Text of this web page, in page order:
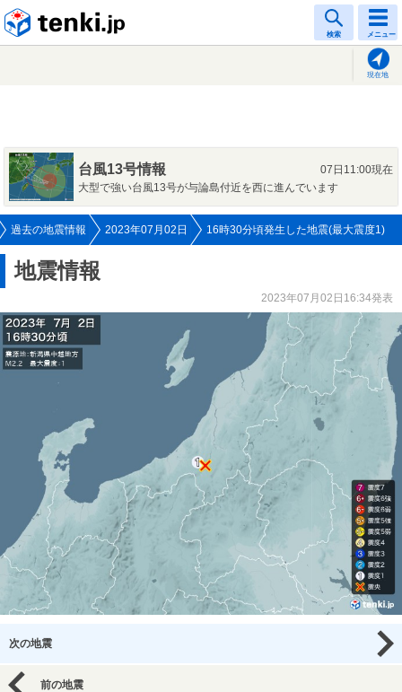
検索 メニュー
現在地
台風13号情報
07日11:00現在
大型で強い台風13号が与論島付近を西に進んでいます
過去の地震情報 2023年07月02日 16時30分頃発生した地震(最大震度1)
地震情報
2023年07月02日16:34発表
次の地震
前の地震